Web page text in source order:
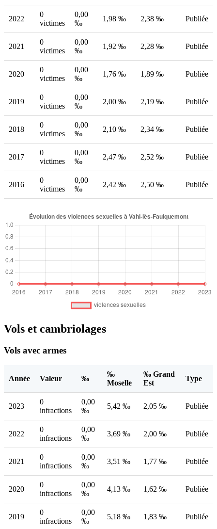
2022
0
victimes
0,00
‰
1,98 ‰ 2,38 ‰ Publiée
2021
0
victimes
0,00
‰
1,92 ‰ 2,28 ‰ Publiée
2020
0
victimes
0,00
‰
1,76 ‰ 1,89 ‰ Publiée
2019
0
victimes
0,00
‰
2,00 ‰ 2,19 ‰ Publiée
2018
0
victimes
0,00
‰
2,10 ‰ 2,34 ‰ Publiée
2017
0
victimes
0,00
‰
2,47 ‰ 2,52 ‰ Publiée
2016
0
victimes
0,00
‰
2,42 ‰ 2,50 ‰ Publiée
Vols et cambriolages
Vols avec armes
Année Valeur ‰
‰
Moselle
‰ Grand
Est
Type
2023
0
infractions
0,00
‰
5,42 ‰ 2,05 ‰ Publiée
2022
0
infractions
0,00
‰
3,69 ‰ 2,00 ‰ Publiée
2021
0
infractions
0,00
‰
3,51 ‰ 1,77 ‰ Publiée
2020
0
infractions
0,00
‰
4,13 ‰ 1,62 ‰ Publiée
2019
0
infractions
0,00
‰
5,18 ‰ 1,83 ‰ Publiée